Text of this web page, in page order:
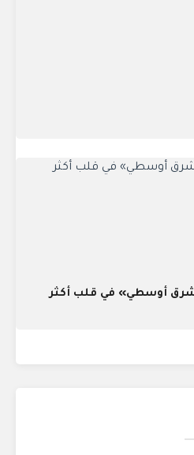
شرق أوسطي» في قلب أكثر